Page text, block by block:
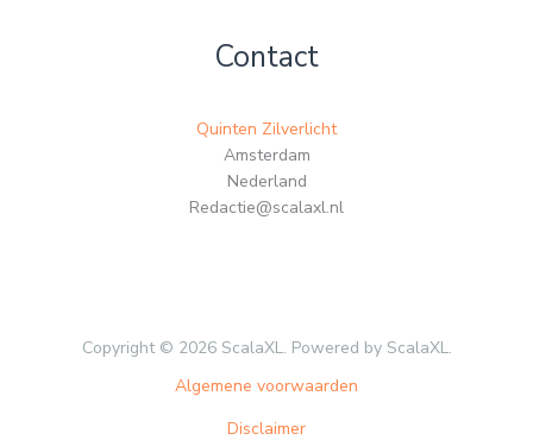
Contact
Quinten Zilverlicht
Amsterdam
Nederland
Redactie@scalaxl.nl
Copyright © 2026 ScalaXL. Powered by ScalaXL.
Algemene voorwaarden
Disclaimer